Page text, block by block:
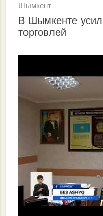
Шымкент
В Шымкенте
торговлей